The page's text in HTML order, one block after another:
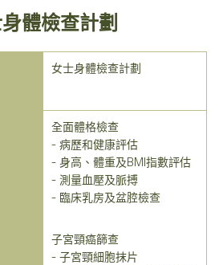
體檢查計劃
女士身體檢查計劃
全面體格檢查
- 病歷和健康評估
- 身高、體重及BMI指數評估
- 測量血壓及脈搏
- 臨床乳房及盆腔檢查
子宮頸癌篩查
- 子宮頸細胞抹片